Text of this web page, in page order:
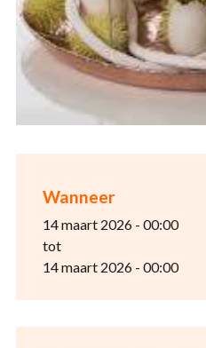
Wanneer
14 maart 2026 - 00:00
tot
14 maart 2026 - 00:00